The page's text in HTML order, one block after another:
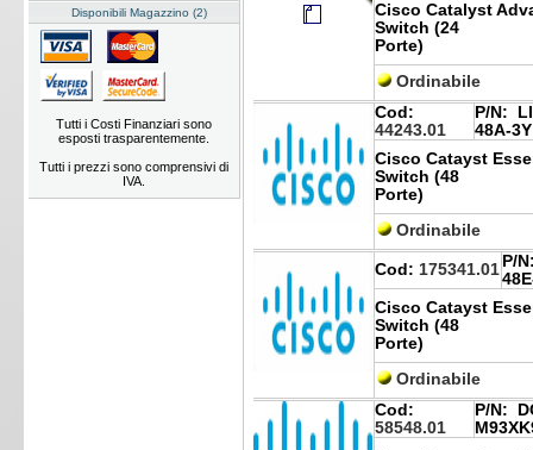
Disponibili Magazzino (2)
Tutti i Costi Finanziari sono
esposti trasparentemente.
Tutti i prezzi sono comprensivi di
IVA.
Cisco Catalyst
Switch (24
Porte)
Ordinabile
Cod:
44243.01
P/N:
48A-3Y
Cisco Catayst
Switch (48
Porte)
Ordinabile
Cod: 175341.01 P/
Cisco Catayst
Switch (48
Porte)
Ordinabile
Cod:
58548.01
P/N: